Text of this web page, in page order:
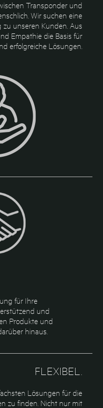
Transponder und
Wir suchen eine
unseren Kunden. Aus
Empathie die Basis für
erfolgreiche Lösungen.
für Ihre
und
Produkte und
hinaus.
FLEXIBEL.
Lösungen für die
zu finden. Nicht nur mit